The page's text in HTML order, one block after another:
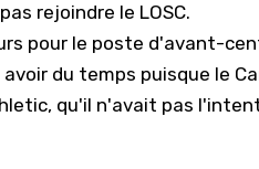
rejoindre le LOSC.
pour le poste d'avant-
du temps puisque le
, qu'il n'avait pas